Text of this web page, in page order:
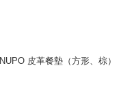
NUPO 皮革餐墊（方形、棕）